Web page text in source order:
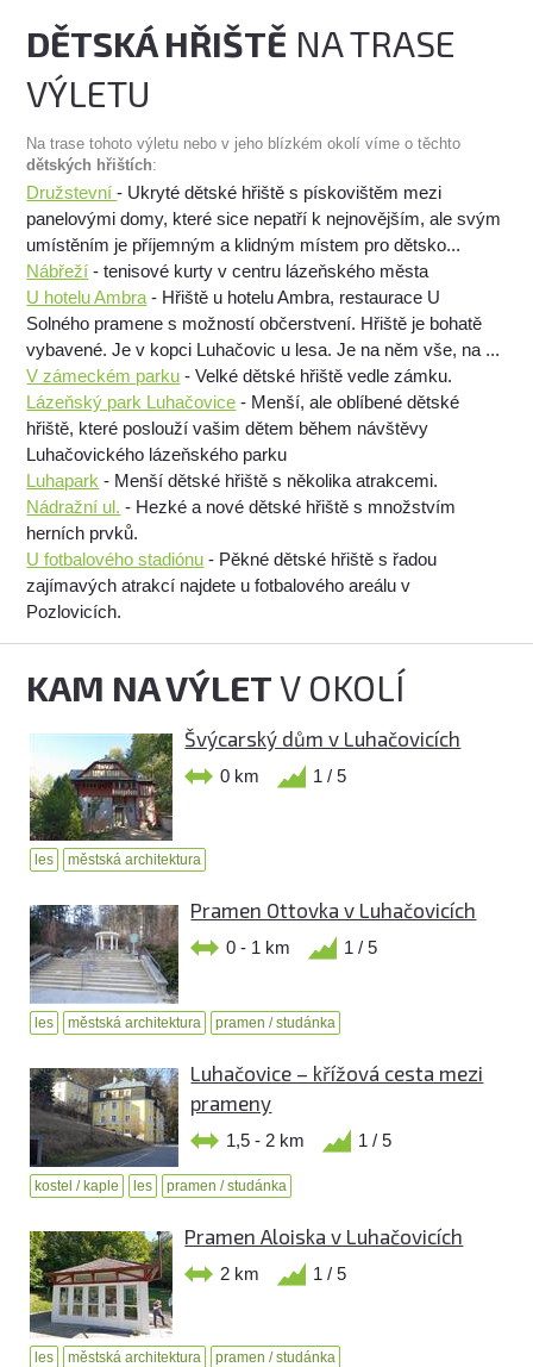
DĚTSKÁ HŘIŠTĚ NA TRASE
VÝLETU
Na trase tohoto výletu nebo v jeho blízkém okolí víme o těchto
dětských hřištích:
Družstevní- Ukryté dětské hřiště s pískovištěm mezi
panelovými domy, které sice nepatří k nejnovějším, ale svým
umístěním je příjemným a klidným místem pro dětsko...
Nábřeží - tenisové kurty v centru lázeňského města
U hotelu Ambra - Hřiště u hotelu Ambra, restaurace U
Solného pramene s možností občerstvení. Hřiště je bohatě
vybavené. Je v kopci Luhačovic u lesa. Je na něm vše, na ...
V zámeckém parku - Velké dětské hřiště vedle zámku.
Lázeňský park Luhačovice - Menší, ale oblíbené dětské
hřiště, které poslouží vašim dětem během návštěvy
Luhačovického lázeňského parku
Luhapark - Menší dětské hřiště s několika atrakcemi.
Nádražní ul. - Hezké a nové dětské hřiště s množstvím
herních prvků.
U fotbalového stadiónu - Pěkné dětské hřiště s řadou
zajímavých atrakcí najdete u fotbalového areálu v
Pozlovicích.
KAM NA VÝLETV OKOLÍ
Švýcarský dům v Luhačovicích
0 km 1 / 5
les městská architektura
Pramen Ottovka v Luhačovicích
0 - 1 km 1 / 5
les městská architektura pramen / studánka
Luhačovice – křížová cesta mezi
prameny
1,5 - 2 km 1 / 5
kostel / kaple les pramen / studánka
Pramen Aloiska v Luhačovicích
2 km 1 / 5
les městská architektura pramen / studánka